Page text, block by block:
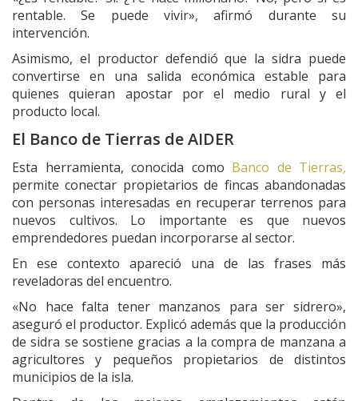
rentable. Se puede vivir», afirmó durante su
intervención.
Asimismo, el productor defendió que la sidra puede
convertirse en una salida económica estable para
quienes quieran apostar por el medio rural y el
producto local.
El Banco de Tierras de AIDER
Esta herramienta, conocida como Banco de Tierras,
permite conectar propietarios de fincas abandonadas
con personas interesadas en recuperar terrenos para
nuevos cultivos. Lo importante es que nuevos
emprendedores puedan incorporarse al sector.
En ese contexto apareció una de las frases más
reveladoras del encuentro.
«No hace falta tener manzanos para ser sidrero»,
aseguró el productor. Explicó además que la producción
de sidra se sostiene gracias a la compra de manzana a
agricultores y pequeños propietarios de distintos
municipios de la isla.